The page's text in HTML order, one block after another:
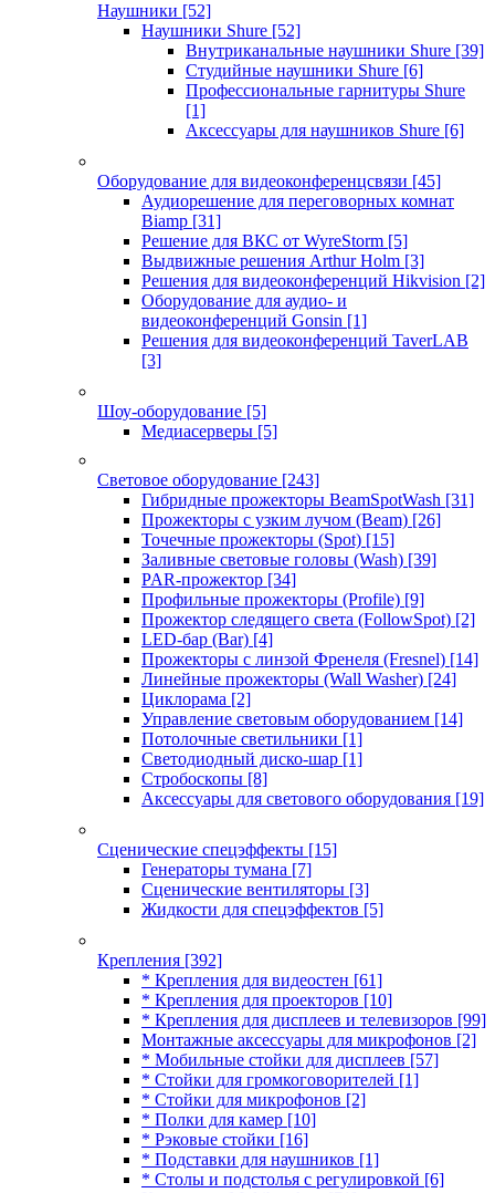
Наушники [52]
Наушники Shure [52]
Внутриканальные наушники Shure [39]
Студийные наушники Shure [6]
Профессиональные гарнитуры Shure
[1]
Аксессуары для наушников Shure [6]
Оборудование для видеоконференцсвязи [45]
Аудиорешение для переговорных комнат
Biamp [31]
Решение для ВКС от WyreStorm [5]
Выдвижные решения Arthur Holm [3]
Решения для видеоконференций Hikvision [2]
Оборудование для аудио- и
видеоконференций Gonsin [1]
Решения для видеоконференций TaverLAB
[3]
Шоу-оборудование [5]
Медиасерверы [5]
Световое оборудование [243]
Гибридные прожекторы BeamSpotWash [31]
Прожекторы с узким лучом (Beam) [26]
Точечные прожекторы (Spot) [15]
Заливные световые головы (Wash) [39]
PAR-прожектор [34]
Профильные прожекторы (Profile) [9]
Прожектор следящего света (FollowSpot) [2]
LED-бар (Bar) [4]
Прожекторы с линзой Френеля (Fresnel) [14]
Линейные прожекторы (Wall Washer) [24]
Циклорама [2]
Управление световым оборудованием [14]
Потолочные светильники [1]
Светодиодный диско-шар [1]
Стробоскопы [8]
Аксессуары для светового оборудования [19]
Сценические спецэффекты [15]
Генераторы тумана [7]
Сценические вентиляторы [3]
Жидкости для спецэффектов [5]
Крепления [392]
* Крепления для видеостен [61]
* Крепления для проекторов [10]
* Крепления для дисплеев и телевизоров [99]
Монтажные аксессуары для микрофонов [2]
* Мобильные стойки для дисплеев [57]
* Стойки для громкоговорителей [1]
* Стойки для микрофонов [2]
* Полки для камер [10]
* Рэковые стойки [16]
* Подставки для наушников [1]
* Столы и подстолья с регулировкой [6]